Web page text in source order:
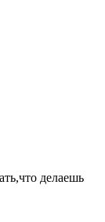
делаешь